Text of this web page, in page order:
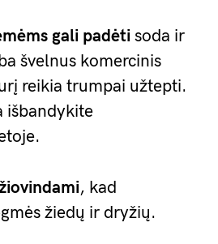
gali padėti soda ir
švelnus komercinis
reikia trumpai užtepti.
išbandykite
, kad
žiedų ir dryžių.